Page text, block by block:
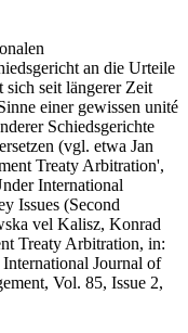
an die Urteile
sich seit längerer Zeit
einer gewissen unité
Schiedsgerichte
(vgl. etwa Jan
Treaty Arbitration',
International
Issues (Second
vel Kalisz, Konrad
Treaty Arbitration, in:
Journal of
Vol. 85, Issue 2,